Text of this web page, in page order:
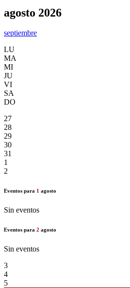
agosto 2026
septiembre
LU
MA
MI
JU
VI
SA
DO
27
28
29
30
31
1
2
Eventos para 1 agosto
Sin eventos
Eventos para 2 agosto
Sin eventos
3
4
5